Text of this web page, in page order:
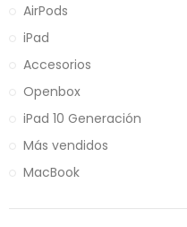
AirPods
iPad
Accesorios
Openbox
iPad 10 Generación
Más vendidos
MacBook